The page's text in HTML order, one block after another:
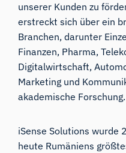
unserer Kunden zu
erstreckt sich über ein
Branchen, darunter
Finanzen, Pharma,
Digitalwirtschaft,
Marketing und
akademische Forschung.
iSense Solutions wurde
heute Rumäniens